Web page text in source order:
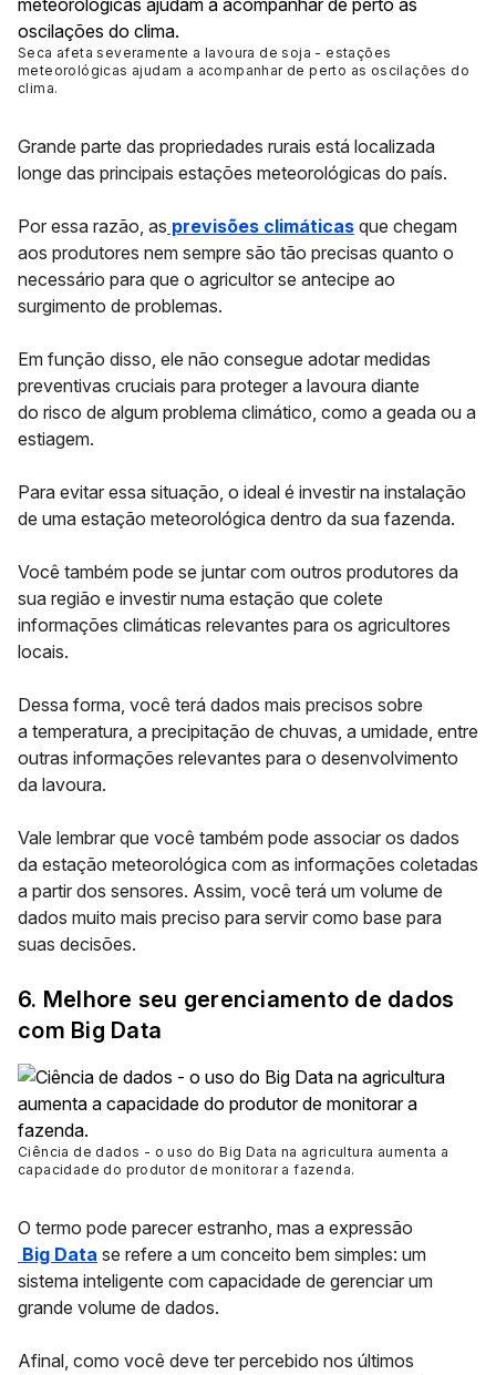
Seca afeta severamente a lavoura de soja - estações
meteorológicas ajudam a acompanhar de perto as oscilações do
clima.
Grande parte das propriedades rurais está localizada
longe das principais estações meteorológicas do país.
Por essa razão, as previsões climáticas que chegam
aos produtores nem sempre são tão precisas quanto o
necessário para que o agricultor se antecipe ao
surgimento de problemas.
Em função disso, ele não consegue adotar medidas
preventivas cruciais para proteger a lavoura diante
do risco de algum problema climático, como a geada ou a
estiagem.
Para evitar essa situação, o ideal é investir na instalação
de uma estação meteorológica dentro da sua fazenda.
Você também pode se juntar com outros produtores da
sua região e investir numa estação que colete
informações climáticas relevantes para os agricultores
locais.
Dessa forma, você terá dados mais precisos sobre
a temperatura, a precipitação de chuvas, a umidade, entre
outras informações relevantes para o desenvolvimento
da lavoura.
Vale lembrar que você também pode associar os dados
da estação meteorológica com as informações coletadas
a partir dos sensores. Assim, você terá um volume de
dados muito mais preciso para servir como base para
suas decisões.
6. Melhore seu gerenciamento de dados
com Big Data
Ciência de dados - o uso do Big Data na agricultura aumenta a
capacidade do produtor de monitorar a fazenda.
O termo pode parecer estranho, mas a expressão
Big Data se refere a um conceito bem simples: um
sistema inteligente com capacidade de gerenciar um
grande volume de dados.
Afinal, como você deve ter percebido nos últimos